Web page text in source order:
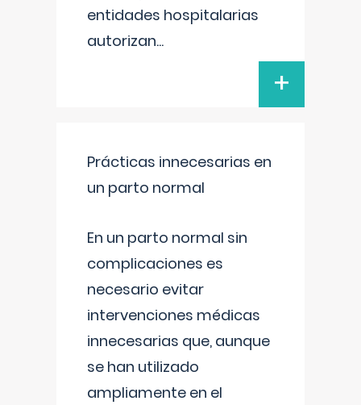
entidades hospitalarias
autorizan...
+
Prácticas innecesarias en
un parto normal
En un parto normal sin
complicaciones es
necesario evitar
intervenciones médicas
innecesarias que, aunque
se han utilizado
ampliamente en el